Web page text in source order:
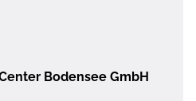
Bodensee GmbH